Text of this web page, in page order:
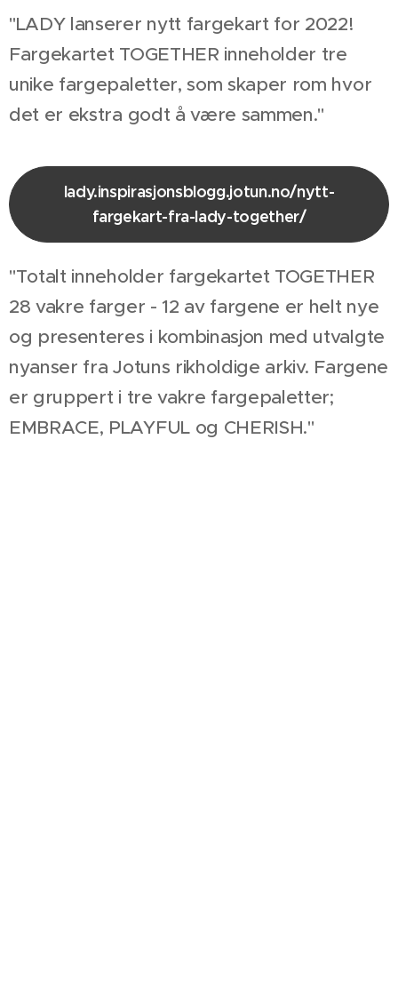
"LADY lanserer nytt fargekart for 2022!
Fargekartet TOGETHER inneholder tre
unike fargepaletter, som skaper rom hvor
det er ekstra godt å være sammen."
lady.inspirasjonsblogg.jotun.no/nytt-
fargekart-fra-lady-together/
"Totalt inneholder fargekartet TOGETHER
28 vakre farger - 12 av fargene er helt nye
og presenteres i kombinasjon med utvalgte
nyanser fra Jotuns rikholdige arkiv. Fargene
er gruppert i tre vakre fargepaletter;
EMBRACE, PLAYFUL og CHERISH."